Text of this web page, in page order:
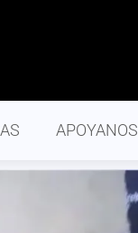
APOYANOS